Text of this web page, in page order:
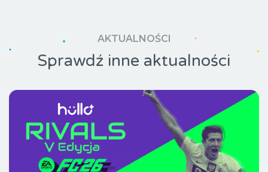
AKTUALNOŚCI
Sprawdź inne aktualności